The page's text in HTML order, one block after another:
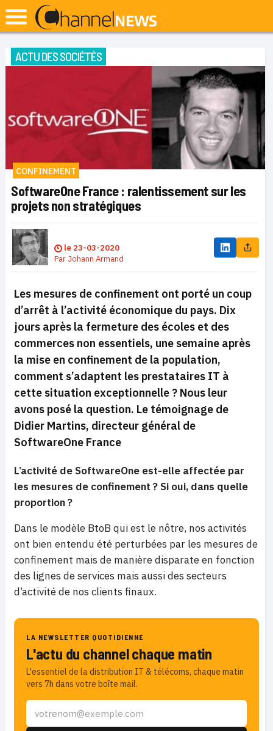
ACTU DES SOCIÉTÉS
CONFINEMENT
SoftwareOne France : ralentissement sur les
projets non stratégiques
le 23-03-2020
Par Johann Armand
Les mesures de confinement ont porté un coup
d’arrêt à l’activité économique du pays. Dix
jours après la fermeture des écoles et des
commerces non essentiels, une semaine après
la mise en confinement de la population,
comment s’adaptent les prestataires IT à
cette situation exceptionnelle ? Nous leur
avons posé la question. Le témoignage de
Didier Martins, directeur général de
SoftwareOne France
L’activité de SoftwareOne est-elle affectée par
les mesures de confinement ? Si oui, dans quelle
proportion ?
Dans le modèle BtoB qui est le nôtre, nos activités
ont bien entendu été perturbées par les mesures de
confinement mais de manière disparate en fonction
des lignes de services mais aussi des secteurs
d’activité de nos clients finaux.
LA NEWSLETTER QUOTIDIENNE
L'actu du channel chaque matin
L'essentiel de la distribution IT & télécoms, chaque matin
vers 7h dans votre boîte mail.